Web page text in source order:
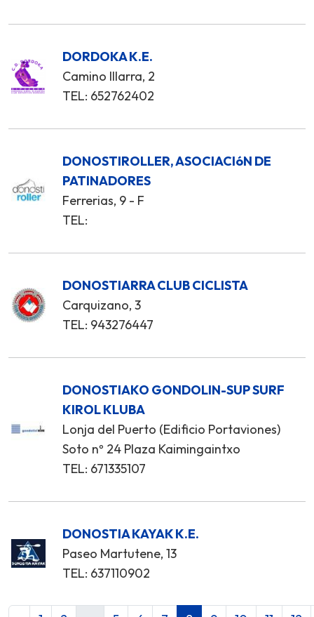
DORDOKA K.E.
Camino Illarra, 2
TEL: 652762402
DONOSTIROLLER, ASOCIACIóN DE
PATINADORES
Ferrerias, 9 - F
TEL:
DONOSTIARRA CLUB CICLISTA
Carquizano, 3
TEL: 943276447
DONOSTIAKO GONDOLIN-SUP SURF
KIROL KLUBA
Lonja del Puerto (Edificio Portaviones)
Soto nº 24 Plaza Kaimingaintxo
TEL: 671335107
DONOSTIA KAYAK K.E.
Paseo Martutene, 13
TEL: 637110902